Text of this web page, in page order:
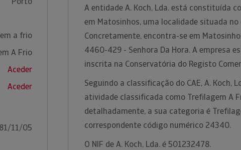
a frio
A Frio
Aceder
Aceder
11/05
A entidade A. Koch, Lda. está constituída
em Matosinhos, uma localidade situada
Concretamente, encontra-se em
4460-429 - Senhora Da Hora. A empresa
inscrita na Conservatória do Registo
Seguindo a classificação do CAE, A. Koch,
atividade classificada como Trefilagem A
detalhadamente, a sua categoria é
correspondente código numérico 24340.
O NIF de A. Koch, Lda. é 501232478.